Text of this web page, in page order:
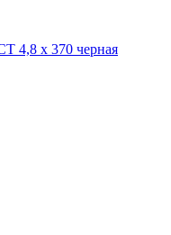
4,8 x 370 черная